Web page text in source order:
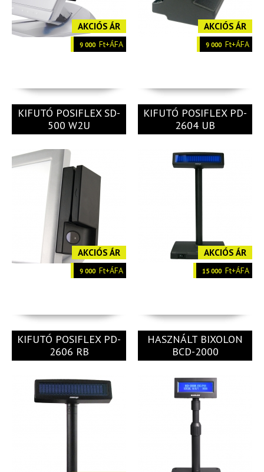
AKCIÓS ÁR
9 000 Ft+ÁFA
AKCIÓS ÁR
9 000 Ft+ÁFA
KIFUTÓ POSIFLEX SD-
500 W2U
AKCIÓS ÁR
9 000 Ft+ÁFA
KIFUTÓ POSIFLEX PD-
2604 UB
AKCIÓS ÁR
15 000 Ft+ÁFA
KIFUTÓ POSIFLEX PD-
2606 RB
HASZNÁLT BIXOLON
BCD-2000